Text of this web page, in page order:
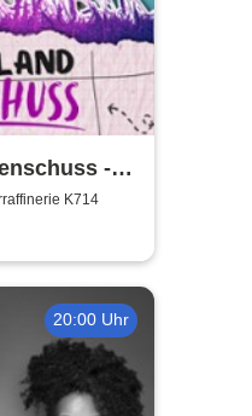
-
DistelK714
20:00 Uhr